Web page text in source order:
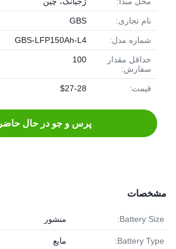
نام تجاری: GBS
شماره مدل: GBS-LFP150Ah-L4
حداقل مقدار
سفارش:
100
قیمت: $27-28
پرس و جو در حال حاضر
مشخصات
Battery Size: منشور
Battery Type: مایع